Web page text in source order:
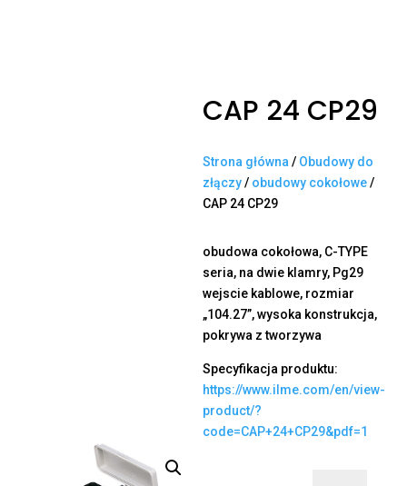
CAP 24 CP29
Strona główna / Obudowy do
złączy/ obudowy cokołowe/
CAP 24 CP29
obudowa cokołowa, C-TYPE
seria, na dwie klamry, Pg29
wejscie kablowe, rozmiar
„104.27”, wysoka konstrukcja,
pokrywa z tworzywa
Specyfikacja produktu:
https://www.ilme.com/en/view-
product/?
code=CAP+24+CP29&pdf=1